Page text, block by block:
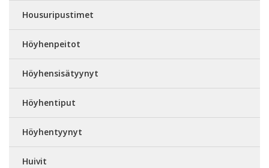
Housuripustimet
Höyhenpeitot
Höyhensisätyynyt
Höyhentiput
Höyhentyynyt
Huivit